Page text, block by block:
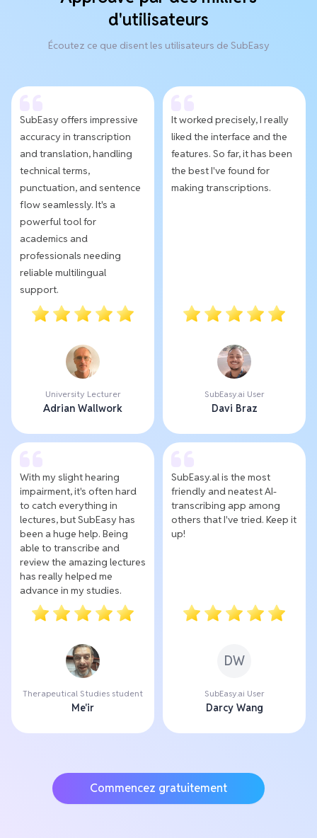
d'utilisateurs
Écoutez ce que disent les utilisateurs de SubEasy
SubEasy offers impressive
accuracy in transcription
and translation, handling
technical terms,
punctuation, and sentence
flow seamlessly. It's a
powerful tool for
academics and
professionals needing
reliable multilingual
support.
University Lecturer
Adrian Wallwork
It worked precisely, I really
liked the interface and the
features. So far, it has been
the best I've found for
making transcriptions.
SubEasy.ai User
Davi Braz
With my slight hearing
impairment, it's often hard
to catch everything in
lectures, but SubEasy has
been a huge help. Being
able to transcribe and
review the amazing lectures
has really helped me
advance in my studies.
Therapeutical Studies student
Me'ir
SubEasy.al is the most
friendly and neatest AI-
transcribing app among
others that I've tried. Keep it
up!
DW
SubEasy.ai User
Darcy Wang
Commencez gratuitement